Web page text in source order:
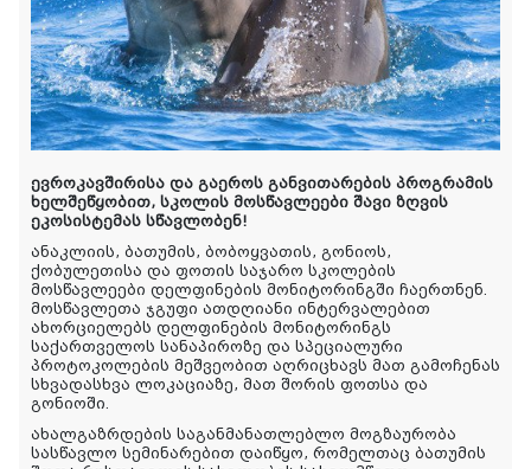
ევროკავშირისა და გაეროს განვითარების პროგრამის
ხელშეწყობით, სკოლის მოსწავლეები შავი ზღვის
ეკოსისტემას სწავლობენ!
ანაკლიის, ბათუმის, ბობოყვათის, გონიოს,
ქობულეთისა და ფოთის საჯარო სკოლების
მოსწავლეები დელფინების მონიტორინგში ჩაერთნენ.
მოსწავლეთა ჯგუფი ათდღიანი ინტერვალებით
ახორციელებს დელფინების მონიტორინგს
საქართველოს სანაპიროზე და სპეციალური
პროტოკოლების მეშვეობით აღრიცხავს მათ გამოჩენას
სხვადასხვა ლოკაციაზე, მათ შორის ფოთსა და
გონიოში.
ახალგაზრდების საგანმანათლებლო მოგზაურობა
სასწავლო სემინარებით დაიწყო, რომელთაც ბათუმის